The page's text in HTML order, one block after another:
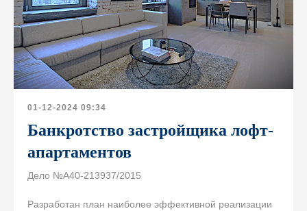
01-12-2024 09:34
Банкротство застройщика лофт-
апартаментов
Дело №А40-213937/2015
Разработан план наиболее эффективной реализации
Оставить заявку
© 1999—2026, ООО «ЮрТехКонсалт»
ИНН 7722832917, ОГРН 1147746080020
Политика конфиденциальности
Карта сайта
Разработка сайта
Информация о Cookies